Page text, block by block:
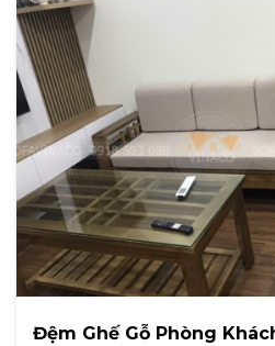
Đệm Ghế Gỗ Phòng